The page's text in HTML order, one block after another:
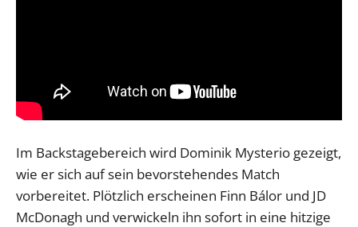
Im Backstagebereich wird Dominik Mysterio gezeigt,
wie er sich auf sein bevorstehendes Match
vorbereitet. Plötzlich erscheinen Finn Bálor und JD
McDonagh und verwickeln ihn sofort in eine hitzige